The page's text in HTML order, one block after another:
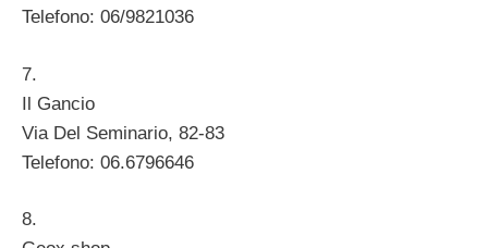
Telefono: 06/9821036
7.
Il Gancio
Via Del Seminario, 82-83
Telefono: 06.6796646
8.